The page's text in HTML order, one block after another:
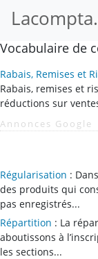
Vocabulaire de
Rabais, Remises et
Rabais, remises et
réductions sur
Annonces Google
Régularisation :
des produits qui
pas enregistrés...
Répartition : La
aboutissons à
les sections...